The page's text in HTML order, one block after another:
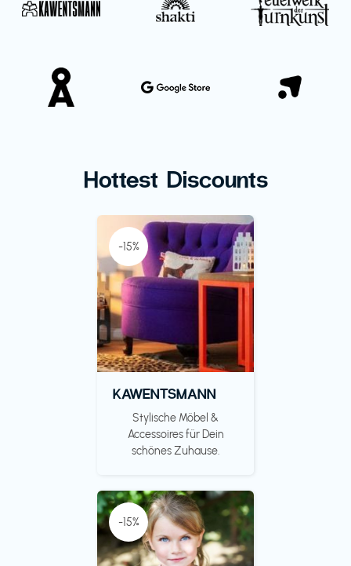
Hottest Discounts
-15%
KAWENTSMANN
Stylische Möbel &
Accessoires für Dein
schönes Zuhause.
-15%